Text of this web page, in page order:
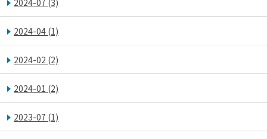
2024-04 (1)
2024-02 (2)
2024-01 (2)
2023-07 (1)